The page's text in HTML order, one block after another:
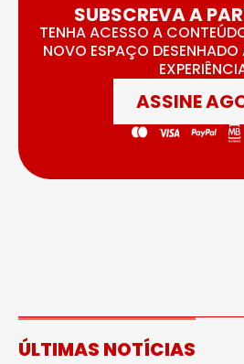
SUBSCREVA A
TENHA ACESSO A
NOVO ESPAÇO DESENHADO
ASSINE
ÚLTIMAS NOTÍCIAS